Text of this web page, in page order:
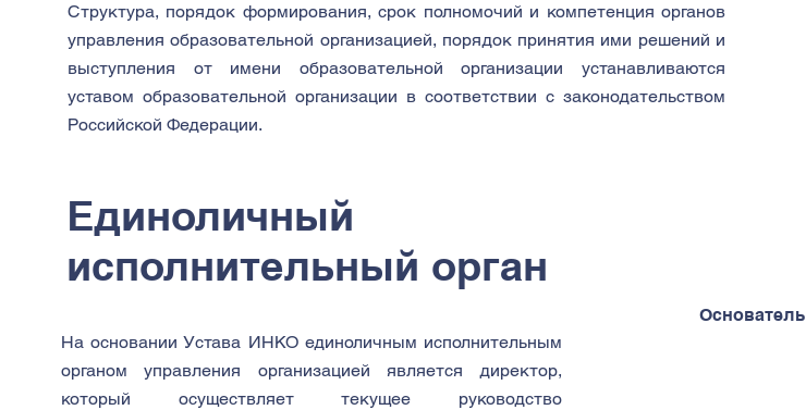
Структура, порядок формирования, срок полномочий и компетенция органов
управления образовательной организацией, порядок принятия ими решений и
выступления от имени образовательной организации устанавливаются
уставом образовательной организации в соответствии с законодательством
Российской Федерации.
Единоличный
исполнительный орган
На основании Устава ИНКО единоличным исполнительным
органом управления организацией является директор,
который осуществляет текущее руководство
Основатель